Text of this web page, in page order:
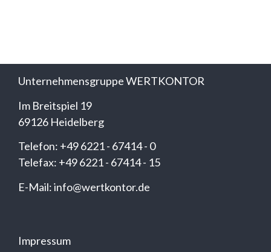
Unternehmensgruppe WERTKONTOR
Im Breitspiel 19
69126 Heidelberg
Telefon: +49 6221 - 67414 - 0
Telefax: +49 6221 - 67414 - 15
E-Mail: info@wertkontor.de
Impressum